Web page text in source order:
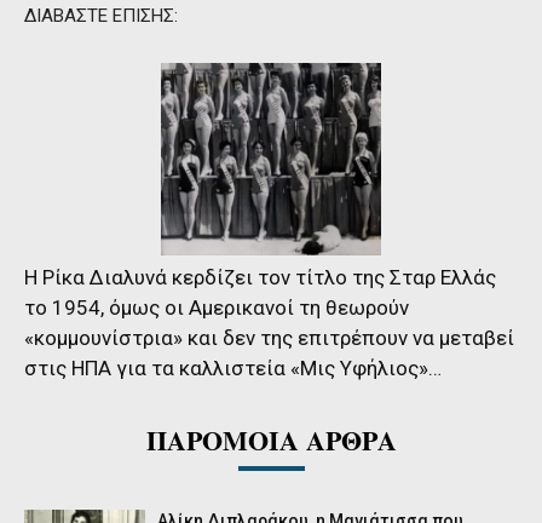
ΔΙΑΒΑΣΤΕ ΕΠΙΣΗΣ:
Η Ρίκα Διαλυνά κερδίζει τον τίτλο της Σταρ Ελλάς
το 1954, όμως οι Αμερικανοί τη θεωρούν
«κομμουνίστρια» και δεν της επιτρέπουν να μεταβεί
στις ΗΠΑ για τα καλλιστεία «Μις Υφήλιος»…
ΠΑΡΟΜΟΙΑ ΑΡΘΡΑ